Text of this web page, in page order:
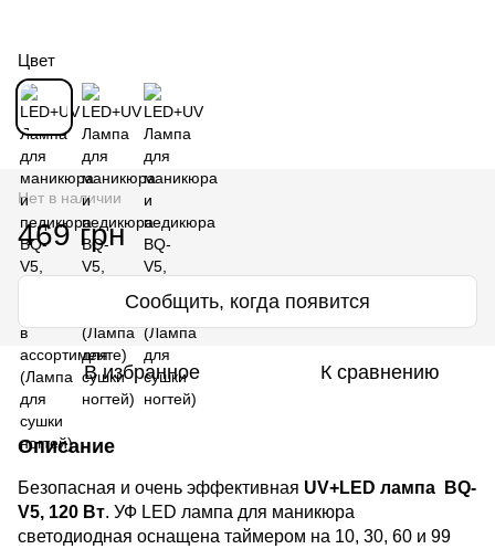
Цвет
Нет в наличии
469 грн
Сообщить, когда появится
В избранное К сравнению
Описание
Безопасная и очень эффективная UV+LED лампа ВQ-
V5, 120 Вт. УФ LED лампа для маникюра
светодиодная оснащена таймером на 10, 30, 60 и 99